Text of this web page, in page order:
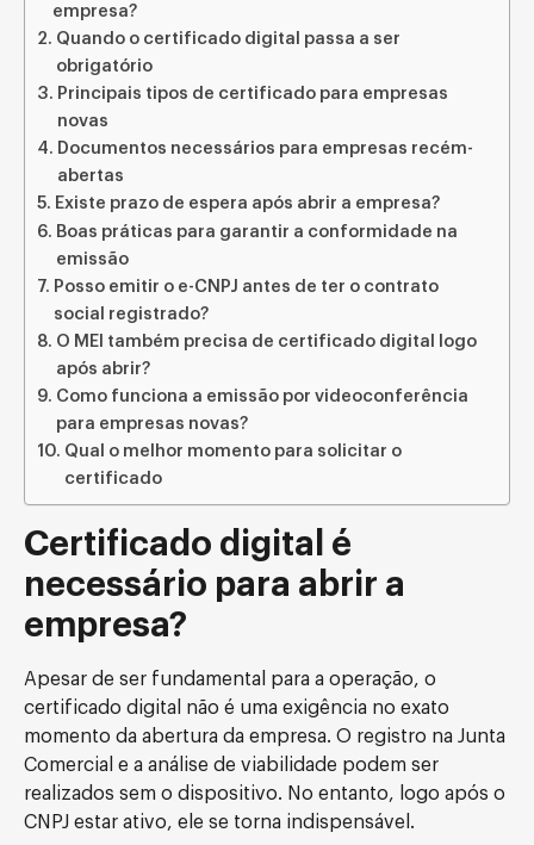
empresa?
Quando o certificado digital passa a ser
obrigatório
Principais tipos de certificado para empresas
novas
Documentos necessários para empresas recém-
abertas
Existe prazo de espera após abrir a empresa?
Boas práticas para garantir a conformidade na
emissão
Posso emitir o e-CNPJ antes de ter o contrato
social registrado?
O MEI também precisa de certificado digital logo
após abrir?
Como funciona a emissão por videoconferência
para empresas novas?
Qual o melhor momento para solicitar o
certificado
Certificado digital é
necessário para abrir a
empresa?
Apesar de ser fundamental para a operação, o
certificado digital não é uma exigência no exato
momento da abertura da empresa. O registro na Junta
Comercial e a análise de viabilidade podem ser
realizados sem o dispositivo. No entanto, logo após o
CNPJ estar ativo, ele se torna indispensável.